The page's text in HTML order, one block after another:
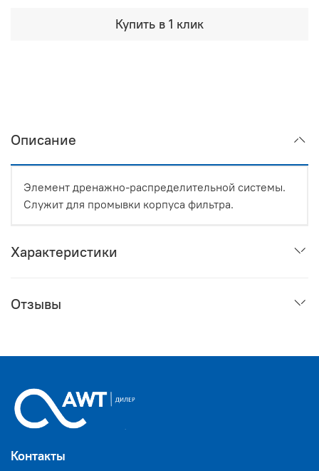
Купить в 1 клик
Описание
Элемент дренажно-распределительной системы.
Служит для промывки корпуса фильтра.
Характеристики
Отзывы
Контакты